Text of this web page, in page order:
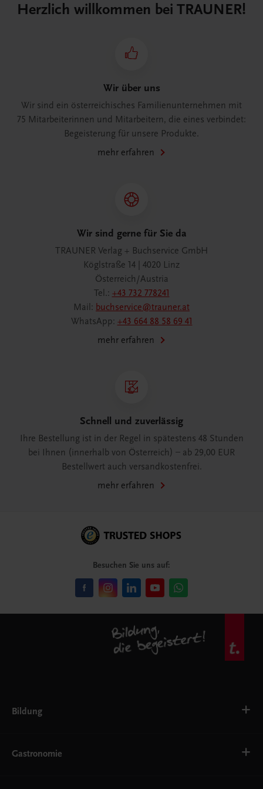
Herzlich willkommen bei TRAUNER!
Wir über uns
Wir sind ein österreichisches Familienunternehmen mit
75 Mitarbeiterinnen und Mitarbeitern, die eines verbindet:
Begeisterung für unsere Produkte.
mehr erfahren
Wir sind gerne für Sie da
TRAUNER Verlag + Buchservice GmbH
Köglstraße 14 | 4020 Linz
Österreich/Austria
Tel.: +43 732 778241
Mail: buchservice@trauner.at
WhatsApp: +43 664 88 58 69 41
mehr erfahren
Schnell und zuverlässig
Ihre Bestellung ist in der Regel in spätestens 48 Stunden
bei Ihnen (innerhalb von Österreich) – ab 29,00 EUR
Bestellwert auch versandkostenfrei.
mehr erfahren
Besuchen Sie uns auf:
Bildung
AHS
Gastronomie